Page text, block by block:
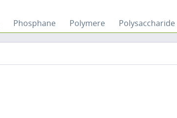
Phosphane Polymere Polysaccharide